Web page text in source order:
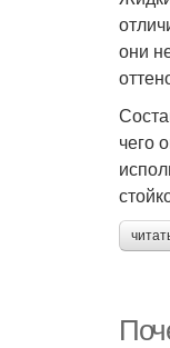
они
чего